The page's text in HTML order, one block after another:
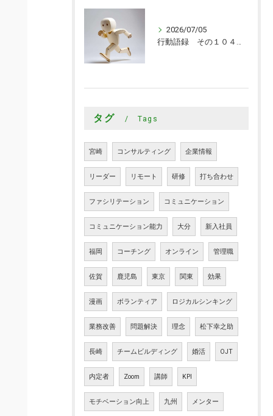
2026/07/05
タグ Tags
宮崎 コンサルティング 企業情報
リーダー リモート 研修 打ち合わせ
ファシリテーション コミュニケーション
コミュニケーション能力 大分 新入社員
福岡 コーチング オンライン 管理職
佐賀 鹿児島 東京 関東 効果
漫画 ボランティア ロジカルシンキング
業務改善 問題解決 理念 松下幸之助
長崎 チームビルディング 婚活 OJT
内定者 Zoom 講師 KPI
モチベーション向上 九州 メンター